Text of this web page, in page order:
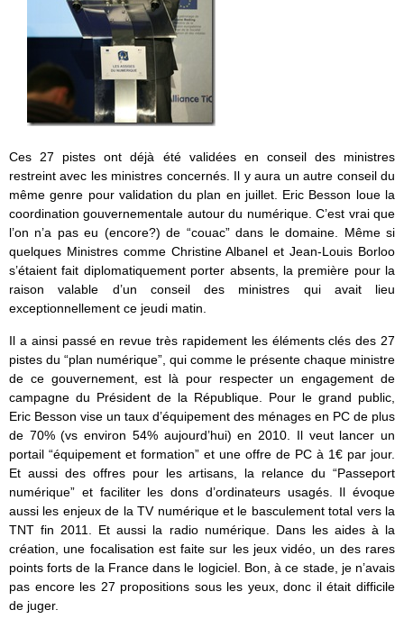
Ces 27 pistes ont déjà été validées en conseil des ministres
restreint avec les ministres concernés. Il y aura un autre conseil du
même genre pour validation du plan en juillet. Eric Besson loue la
coordination gouvernementale autour du numérique. C’est vrai que
l’on n’a pas eu (encore?) de “couac” dans le domaine. Même si
quelques Ministres comme Christine Albanel et Jean-Louis Borloo
s’étaient fait diplomatiquement porter absents, la première pour la
raison valable d’un conseil des ministres qui avait lieu
exceptionnellement ce jeudi matin.
Il a ainsi passé en revue très rapidement les éléments clés des 27
pistes du “plan numérique”, qui comme le présente chaque ministre
de ce gouvernement, est là pour respecter un engagement de
campagne du Président de la République. Pour le grand public,
Eric Besson vise un taux d’équipement des ménages en PC de plus
de 70% (vs environ 54% aujourd’hui) en 2010. Il veut lancer un
portail “équipement et formation” et une offre de PC à 1€ par jour.
Et aussi des offres pour les artisans, la relance du “Passeport
numérique” et faciliter les dons d’ordinateurs usagés. Il évoque
aussi les enjeux de la TV numérique et le basculement total vers la
TNT fin 2011. Et aussi la radio numérique. Dans les aides à la
création, une focalisation est faite sur les jeux vidéo, un des rares
points forts de la France dans le logiciel. Bon, à ce stade, je n’avais
pas encore les 27 propositions sous les yeux, donc il était difficile
de juger.